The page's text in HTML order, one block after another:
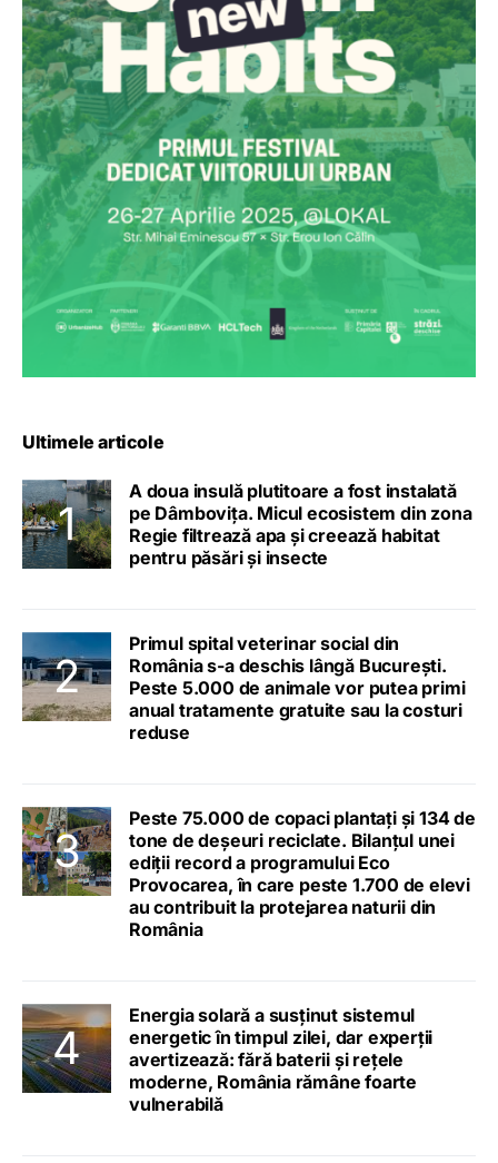
Ultimele articole
A doua insulă plutitoare a fost instalată
pe Dâmbovița. Micul ecosistem din zona
Regie filtrează apa și creează habitat
pentru păsări și insecte
Primul spital veterinar social din
România s-a deschis lângă București.
Peste 5.000 de animale vor putea primi
anual tratamente gratuite sau la costuri
reduse
Peste 75.000 de copaci plantați și 134 de
tone de deșeuri reciclate. Bilanțul unei
ediții record a programului Eco
Provocarea, în care peste 1.700 de elevi
au contribuit la protejarea naturii din
România
Energia solară a susținut sistemul
energetic în timpul zilei, dar experții
avertizează: fără baterii și rețele
moderne, România rămâne foarte
vulnerabilă